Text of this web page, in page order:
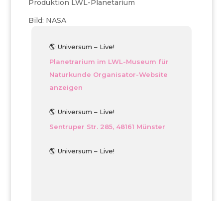
Produktion LWL-Planetarium
Bild: NASA
🌎 Universum – Live!
Planetrarium im LWL-Museum für
Naturkunde Organisator-Website
anzeigen
🌎 Universum – Live!
Sentruper Str. 285, 48161 Münster
🌎 Universum – Live!